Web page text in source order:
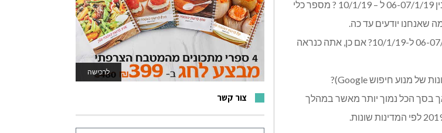
Google מאחלת לנו שנה טובה ומאושרת 2019 עם עדכון אלגוריתמי המתפרס בין 06-07/1/19 ל – 10/1/19 ? מספר כלי
שאנחנו יודעים עד כה.
האם הבחנת בתנודות חריגות (חיוביות או שליליות) בעמדות SEO שלך בין 06-07/1/19 ל-10/1/19? אם כן, אתה כנראה
הכלים, האינדיקטורים היו פחות או יותר בכוננות סביב 07-06 ינואר 2019 אך בסך הכל נמוך יותר מאשר במהלך
לרכישה
לאתר המשחקים
צור קשר